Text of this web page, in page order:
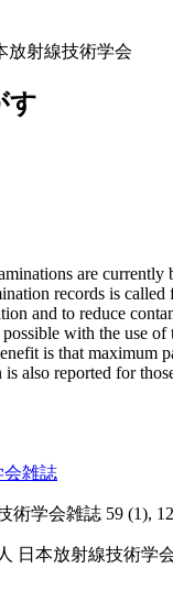
放射線技術学会
す
are currently
records is
and to reduce
possible with the use
is that maximum
is also reported for
会雑誌
術学会雑誌 59 (1),
日本放射線技術学